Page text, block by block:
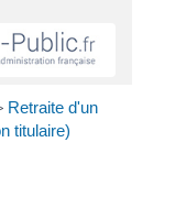
Retraite d'un
titulaire)